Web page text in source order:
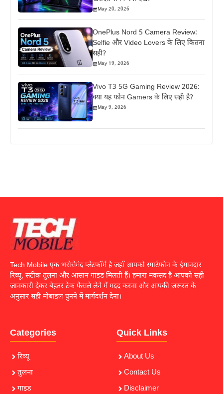
May 20, 2026
OnePlus Nord 5 Camera Review:
Selfie और Video Lovers के लिए कितना
सही?
May 19, 2026
Vivo T3 5G Gaming Review 2026:
क्या यह फोन Gamers के लिए सही है?
May 9, 2026
Tech Mobile एक भरोसेमंद प्लेटफॉर्म है जहाँ आपको स्मार्टफोन के ईमानदार
रिव्यू, सटीक तुलना और आसान गाइड मिलती हैं। हमारा मकसद है आपको सही
जानकारी देकर बेहतर टेक फैसले लेने में मदद करना और आपकी जरूरत के
अनुसार सही मोबाइल चुनने में मार्गदर्शन देना।
Categories
रिव्यू
तुलना
गाइड
Quick Links
About Us
Contact Us
Disclaimer